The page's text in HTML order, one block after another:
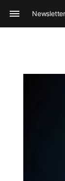
Newsletter